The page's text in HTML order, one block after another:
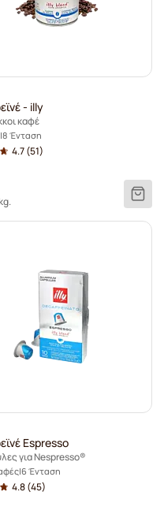
- illy
καφέ
8 Ένταση
4.7(51)
Espresso
για Nespresso®
6 Ένταση
4.8(45)